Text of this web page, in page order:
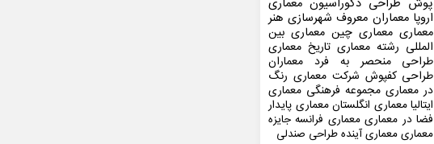
پوش طراحی دکوراسیون معماری
اروپا معماران معروف شهرسازی هنر
معماری معماری چین معماری بین
المللی رشته معماری تاریخ معماری
طراحی منحصر به فرد معماران
طراحی کفپوش شرکت معماری رنگ
در معماری مجموعه فرهنگی معماری
ایتالیا معماری انگلستان معماری پایدار
فضا در معماری معماری فرانسه جایزه
معماریمعماری آیندهطراحی صندلی